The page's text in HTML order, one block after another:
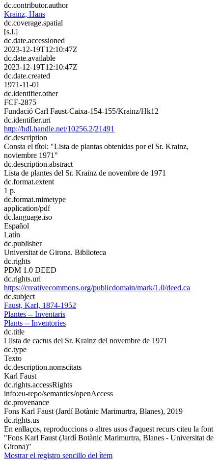
dc.contributor.author
Krainz, Hans
dc.coverage.spatial
[s.l.]
dc.date.accessioned
2023-12-19T12:10:47Z
dc.date.available
2023-12-19T12:10:47Z
dc.date.created
1971-11-01
dc.identifier.other
FCF-2875
Fundació Carl Faust-Caixa-154-155/Krainz/Hk12
dc.identifier.uri
http://hdl.handle.net/10256.2/21491
dc.description
Consta el títol: "Lista de plantas obtenidas por el Sr. Krainz,
noviembre 1971"
dc.description.abstract
Lista de plantes del Sr. Krainz de novembre de 1971
dc.format.extent
1 p.
dc.format.mimetype
application/pdf
dc.language.iso
Español
Latín
dc.publisher
Universitat de Girona. Biblioteca
dc.rights
PDM 1.0 DEED
dc.rights.uri
https://creativecommons.org/publicdomain/mark/1.0/deed.ca
dc.subject
Faust, Karl, 1874-1952
Plantes -- Inventaris
Plants -- Inventories
dc.title
Llista de cactus del Sr. Krainz del novembre de 1971
dc.type
Texto
dc.description.nomscitats
Karl Faust
dc.rights.accessRights
info:eu-repo/semantics/openAccess
dc.provenance
Fons Karl Faust (Jardí Botànic Marimurtra, Blanes), 2019
dc.rights.us
En enllaços, reproduccions o altres usos d'aquest recurs citeu la font
"Fons Karl Faust (Jardí Botànic Marimurtra, Blanes - Universitat de
Girona)"
Mostrar el registro sencillo del ítem